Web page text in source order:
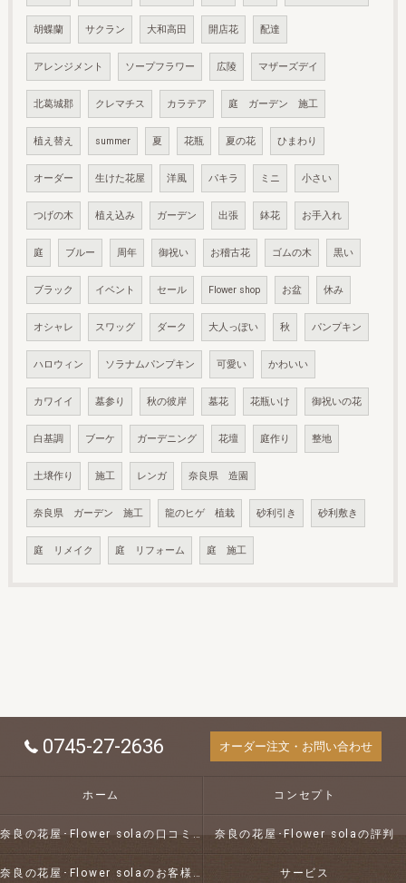
胡蝶蘭 サクラン 大和高田 開店花 配達
アレンジメント ソープフラワー 広陵 マザーズデイ
北葛城郡 クレマチス カラテア 庭 ガーデン 施工
植え替え summer 夏 花瓶 夏の花 ひまわり
オーダー 生けた花屋 洋風 パキラ ミニ 小さい
つげの木 植え込み ガーデン 出張 鉢花 お手入れ
庭 ブルー 周年 御祝い お稽古花 ゴムの木 黒い
ブラック イベント セール Flower shop お盆 休み
オシャレ スワッグ ダーク 大人っぽい 秋 パンプキン
ハロウィン ソラナムパンプキン 可愛い かわいい
カワイイ 墓参り 秋の彼岸 墓花 花瓶いけ 御祝いの花
白基調 ブーケ ガーデニング 花壇 庭作り 整地
土壌作り 施工 レンガ 奈良県 造園
奈良県 ガーデン 施工 龍のヒゲ 植栽 砂利引き 砂利敷き
庭 リメイク 庭 リフォーム 庭 施工
0745-27-2636 オーダー注文・お問い合わせ
ホーム コンセプト
奈良の花屋･Flower solaの口コミ情報 奈良の花屋･Flower solaの評判
奈良の花屋･Flower solaのお客様の声 サービス